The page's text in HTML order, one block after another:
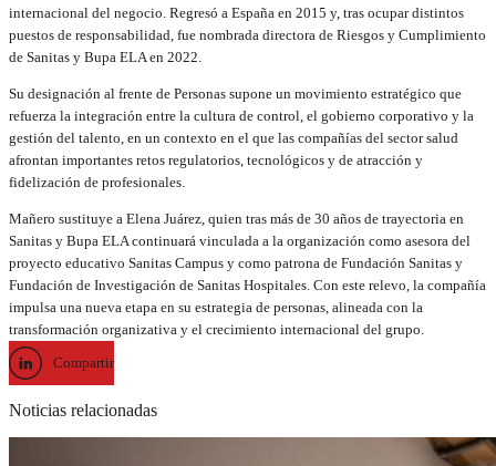
internacional del negocio. Regresó a España en 2015 y, tras ocupar distintos
puestos de responsabilidad, fue nombrada directora de Riesgos y Cumplimiento
de Sanitas y Bupa ELA en 2022.
Su designación al frente de Personas supone un movimiento estratégico que
refuerza la integración entre la cultura de control, el gobierno corporativo y la
gestión del talento, en un contexto en el que las compañías del sector salud
afrontan importantes retos regulatorios, tecnológicos y de atracción y
fidelización de profesionales.
Mañero sustituye a Elena Juárez, quien tras más de 30 años de trayectoria en
Sanitas y Bupa ELA continuará vinculada a la organización como asesora del
proyecto educativo Sanitas Campus y como patrona de Fundación Sanitas y
Fundación de Investigación de Sanitas Hospitales. Con este relevo, la compañía
impulsa una nueva etapa en su estrategia de personas, alineada con la
transformación organizativa y el crecimiento internacional del grupo.
Compartir
Noticias relacionadas